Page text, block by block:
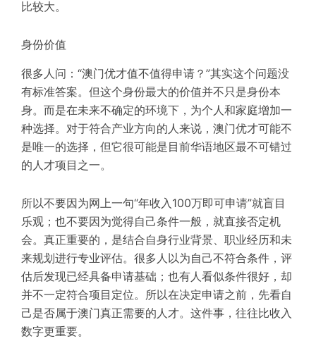
比较大。
身份价值
很多人问：“澳门优才值不值得申请？”其实这个问题没
有标准答案。但这个身份最大的价值并不只是身份本
身。而是在未来不确定的环境下，为个人和家庭增加一
种选择。对于符合产业方向的人来说，澳门优才可能不
是唯一的选择，但它很可能是目前华语地区最不可错过
的人才项目之一。
所以不要因为网上一句“年收入100万即可申请”就盲目
乐观；也不要因为觉得自己条件一般，就直接否定机
会。真正重要的，是结合自身行业背景、职业经历和未
来规划进行专业评估。很多人以为自己不符合条件，评
估后发现已经具备申请基础；也有人看似条件很好，却
并不一定符合项目定位。所以在决定申请之前，先看自
己是否属于澳门真正需要的人才。这件事，往往比收入
数字更重要。